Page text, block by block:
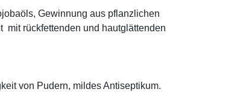
Gewinnung aus pflanzlichen
mit rückfettenden und hautglättenden
von Pudern, mildes Antiseptikum.